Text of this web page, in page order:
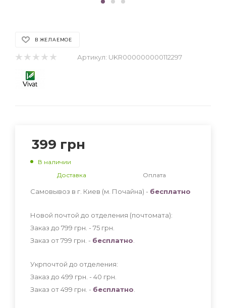
В ЖЕЛАЕМОЕ
Артикул: UKR000000000112297
399 грн
В наличии
Доставка
Оплата
Самовывоз в г. Киев (м. Почайна) - бесплатно
Новой почтой до отделения (почтомата):
Заказ до 799 грн. - 75 грн
Заказ от 799 грн. - бесплатно
Укрпочтой до отделения:
Заказ до 499 грн. - 40 грн
Заказ от 499 грн. - бесплатно